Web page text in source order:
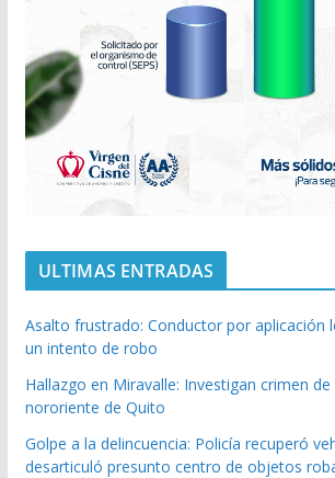
ULTIMAS ENTRADAS
Asalto frustrado: Conductor por aplicación
un intento de robo
Hallazgo en Miravalle: Investigan crimen
nororiente de Quito
Golpe a la delincuencia: Policía recuperó
desarticuló presunto centro de objetos